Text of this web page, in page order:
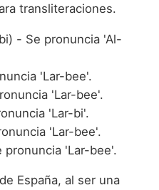
transliteraciones.
'Lar-bee'.
'Lar-bee'.
'Lar-bi'.
'Lar-bee'.
pronuncia 'Lar-bee'.
España, al ser una